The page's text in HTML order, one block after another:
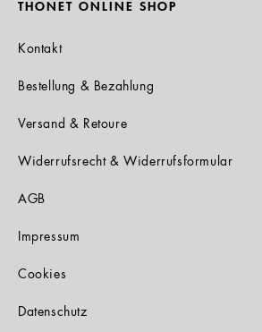
THONET ONLINE SHOP
Kontakt
Bestellung & Bezahlung
Versand & Retoure
Widerrufsrecht & Widerrufsformular
AGB
Impressum
Cookies
Datenschutz